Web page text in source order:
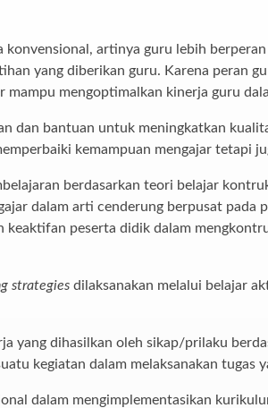
konvensional, artinya guru lebih
yang diberikan guru. Karena peran
mengoptimalkan kinerja guru
dan bantuan untuk meningkatkan
kemampuan mengajar tetapi
berdasarkan teori belajar
dalam arti cenderung berpusat
keaktifan peserta didik dalam
strategies dilaksanakan melalui belajar
yang dihasilkan oleh sikap/prilaku
kegiatan dalam melaksanakan tugas
dalam mengimplementasikan